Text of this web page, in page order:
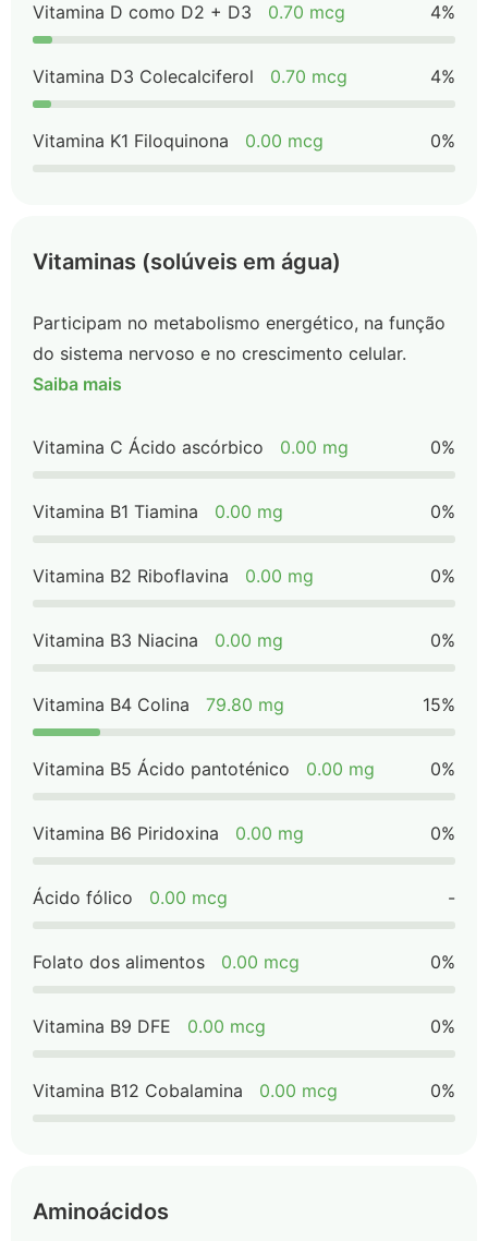
Vitamina D como D2 + D3 0.70 mcg 4%
Vitamina D3 Colecalciferol 0.70 mcg 4%
Vitamina K1 Filoquinona 0.00 mcg 0%
Vitaminas (solúveis em água)
Participam no metabolismo energético, na função
do sistema nervoso e no crescimento celular.
Saiba mais
Vitamina C Ácido ascórbico 0.00 mg 0%
Vitamina B1 Tiamina 0.00 mg 0%
Vitamina B2 Riboflavina 0.00 mg 0%
Vitamina B3 Niacina 0.00 mg 0%
Vitamina B4 Colina 79.80 mg 15%
Vitamina B5 Ácido pantoténico 0.00 mg 0%
Vitamina B6 Piridoxina 0.00 mg 0%
Ácido fólico 0.00 mcg -
Folato dos alimentos 0.00 mcg 0%
Vitamina B9 DFE 0.00 mcg 0%
Vitamina B12 Cobalamina 0.00 mcg 0%
Aminoácidos